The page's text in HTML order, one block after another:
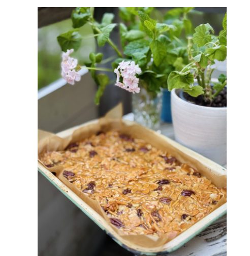
KLADDKAKA
BRYNT
SMÖR
&
MANDELTOSCA
SOM
EN
TRYGG
FAMN
LÅNGPANNA